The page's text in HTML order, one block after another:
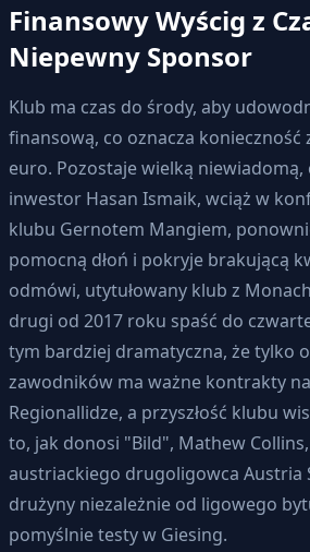
Finansowy Wyścig z
Niepewny Sponsor
Klub ma czas do środy, aby
finansową, co oznacza konieczność
euro. Pozostaje wielką
inwestor Hasan Ismaik, wciąż w
klubu Gernotem Mangiem,
pomocną dłoń i pokryje brakującą
odmówi, utytułowany klub z
drugi od 2017 roku spaść do
tym bardziej dramatyczna, że tylko
zawodników ma ważne kontrakty
Regionallidze, a przyszłość klubu
to, jak donosi "Bild", Mathew
austriackiego drugoligowca Austria
drużyny niezależnie od ligowego
pomyślnie testy w Giesing.